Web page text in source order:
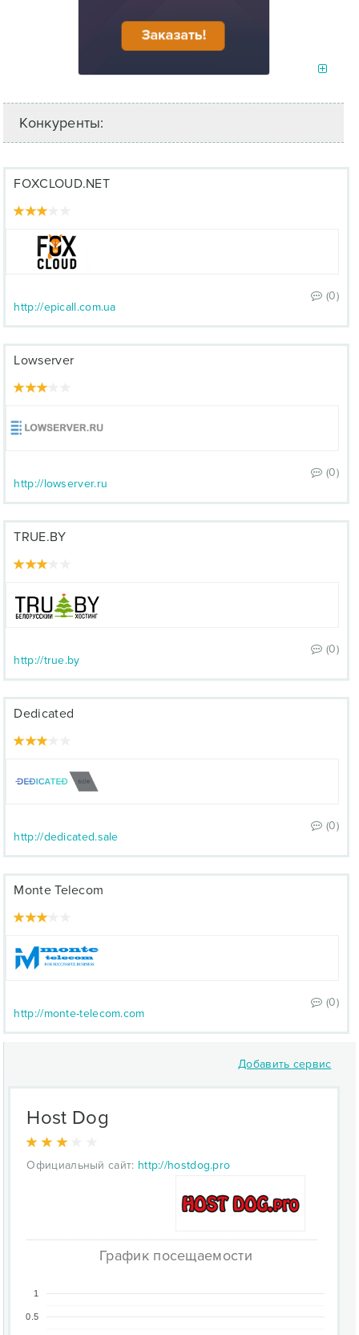
Конкуренты:
FOXCLOUD.NET
(0)
http://epicall.com.ua
Lowserver
(0)
http://lowserver.ru
TRUE.BY
(0)
http://true.by
Dedicated
(0)
http://dedicated.sale
Monte Telecom
(0)
http://monte-telecom.com
Добавить сервис
Host Dog
Официальный сайт: http://hostdog.pro
График посещаемости
0.5
1